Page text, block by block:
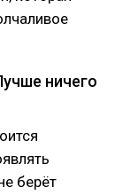
ничего
берёт